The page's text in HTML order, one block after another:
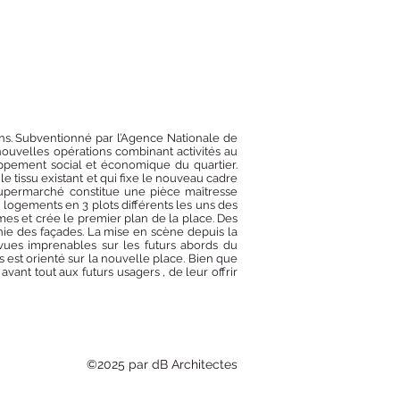
par l’Agence Nationale de
opérations combinant activités au
social et économique du quartier.
tissu existant et qui fixe le nouveau cadre
constitue une pièce maîtresse
en 3 plots différents les uns des
et crée le premier plan de la place. Des
des façades. La mise en scène depuis la
imprenables sur les futurs abords du
est orienté sur la nouvelle place. Bien que
tout aux futurs usagers , de leur offrir
©2025 par dB Architectes